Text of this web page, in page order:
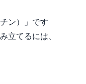
ン）」です
立てるには、